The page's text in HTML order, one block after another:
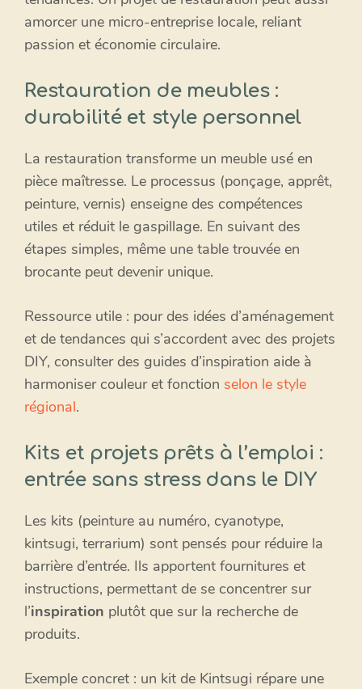
amorcer une micro-entreprise locale, reliant
passion et économie circulaire.
Restauration de meubles :
durabilité et style personnel
La restauration transforme un meuble usé en
pièce maîtresse. Le processus (ponçage, apprêt,
peinture, vernis) enseigne des compétences
utiles et réduit le gaspillage. En suivant des
étapes simples, même une table trouvée en
brocante peut devenir unique.
Ressource utile : pour des idées d’aménagement
et de tendances qui s’accordent avec des projets
DIY, consulter des guides d’inspiration aide à
harmoniser couleur et fonction selon le style
régional.
Kits et projets prêts à l’emploi :
entrée sans stress dans le DIY
Les kits (peinture au numéro, cyanotype,
kintsugi, terrarium) sont pensés pour réduire la
barrière d’entrée. Ils apportent fournitures et
instructions, permettant de se concentrer sur
l’inspiration plutôt que sur la recherche de
produits.
Exemple concret : un kit de Kintsugi répare une